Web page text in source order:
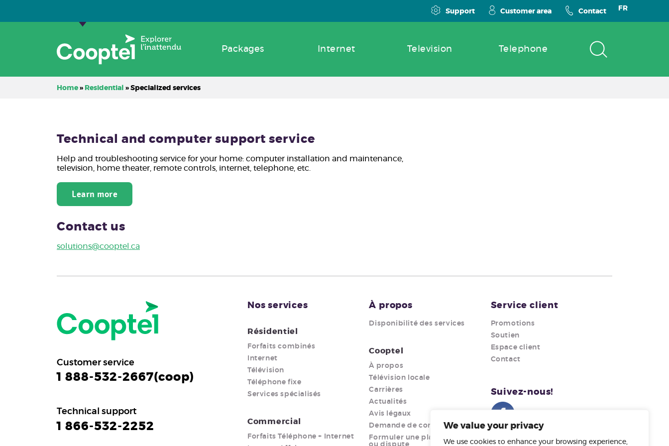
We value your privacy
We use cookies to enhance your browsing experience,
Packages Internet Television Telephone
Support Customer area Contact FR
Home » Residential » Specialized services
Technical and computer support service
Help and troubleshooting service for your home: computer installation and maintenance,
television, home theater, remote controls, internet, telephone, etc.
Learn more
Contact us
solutions@cooptel.ca
Customer service
1 888-532-2667(coop)
Technical support
1 866-532-2252
Nos services
Résidentiel
Forfaits combinés
Internet
Télévision
Téléphone fixe
Services spécialisés
Commercial
Forfaits Téléphone + Internet
À propos
Disponibilité des services
Cooptel
À propos
Télévision locale
Carrières
Actualités
Avis légaux
Demande de commandite
Formuler une plainte
ou dispute
Service client
Promotions
Soutien
Espace client
Contact
Suivez-nous!
Facebook